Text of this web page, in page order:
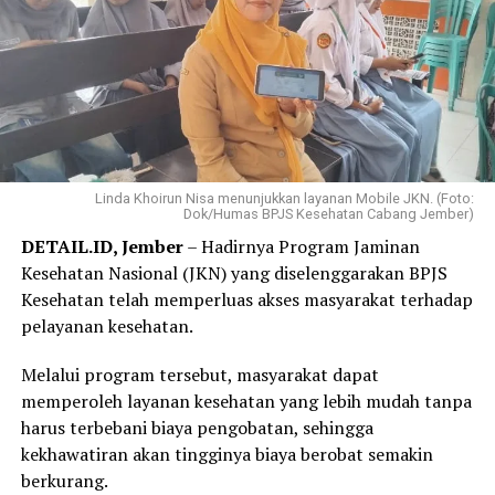
31 Juli 2026.
Elok mengaku hanya membutuhkan beberapa langkah
melalui WhatsApp PANDAWA untuk mendaftar
Program REHAB 3.0.
Menurutnya, proses yang sederhana dan tidak
mengharuskannya datang ke kantor BPJS Kesehatan
membuat layanan tersebut lebih praktis dan mudah
diakses.
“Saya langsung mendaftar Program REHAB 3.0 melalui
Aplikasi Mobile JKN dan prosesnya sangat mudah. Saya
skema cicilan yang fleksibel benar-benar menjadi solusi
karena saya bisa mencicil tunggakan sesuai kemampuan.
Saya juga bersyukur pemerintah tetap hadir
memberikan perlindungan kesehatan bagi masyarakat
yang membutuhkan,” katanya.
Linda Khoirun Nisa menunjukkan layanan Mobile JKN. (Foto:
Dok/Humas BPJS Kesehatan Cabang Jember)
DETAIL.ID, Jember– Hadirnya Program Jaminan
Kesehatan Nasional (JKN) yang diselenggarakan BPJS
Kesehatan telah memperluas akses masyarakat terhadap
pelayanan kesehatan.
Melalui program tersebut, masyarakat dapat
memperoleh layanan kesehatan yang lebih mudah tanpa
harus terbebani biaya pengobatan, sehingga
kekhawatiran akan tingginya biaya berobat semakin
berkurang.